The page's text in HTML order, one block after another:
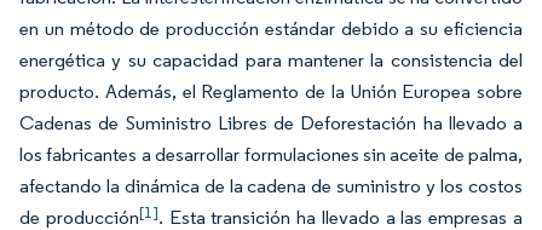
en un método de producción estándar debido a su eficiencia
energética y su capacidad para mantener la consistencia del
producto. Además, el Reglamento de la Unión Europea sobre
Cadenas de Suministro Libres de Deforestación ha llevado a
los fabricantes a desarrollar formulaciones sin aceite de palma,
afectando la dinámica de la cadena de suministro y los costos
de producción[1]. Esta transición ha llevado a las empresas a